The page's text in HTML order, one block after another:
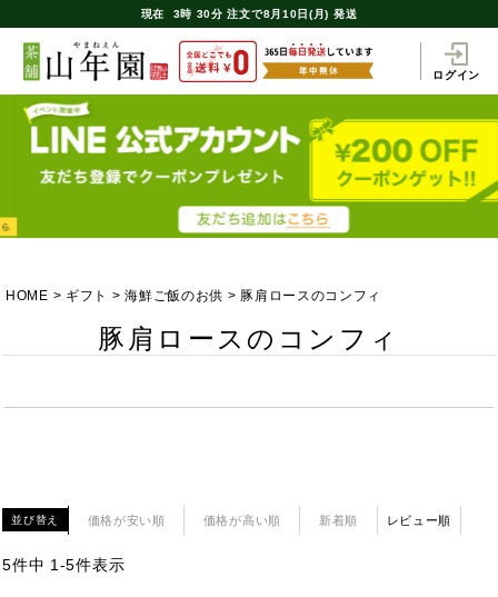
現在 3時 30分 注文で8月10日(月) 発送
ログイン
HOME ギフト 海鮮ご飯のお供 豚肩ロースのコンフィ
豚肩ロースのコンフィ
並び替え 価格が安い順 価格が高い順 新着順 レビュー順
5件中 1 -5件表示